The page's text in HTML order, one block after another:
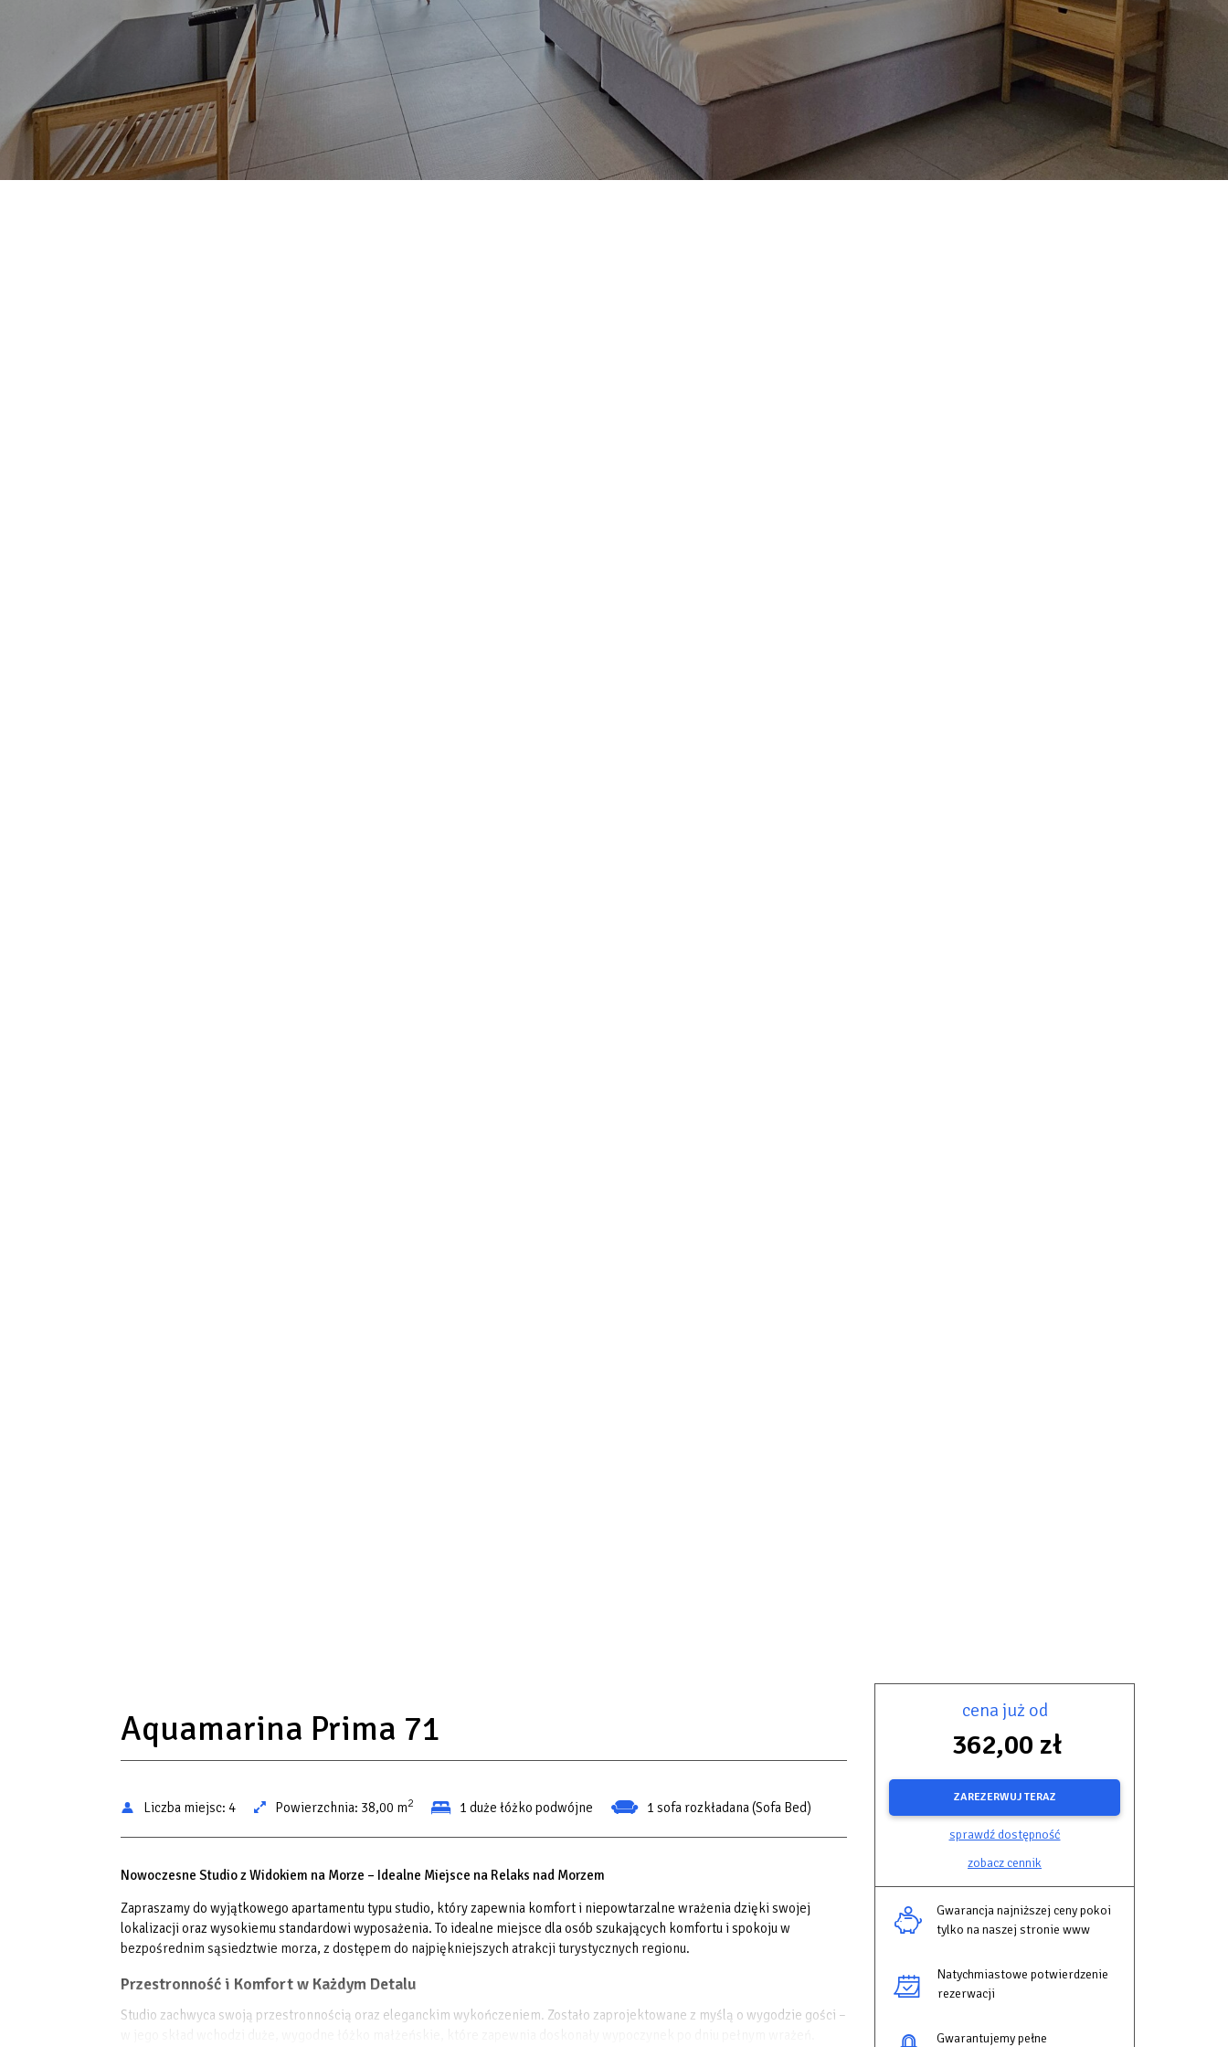
Aquamarina Prima 71
Liczba miejsc: 4 Powierzchnia: 38,00 m2 1 duże łóżko podwójne 1 sofa rozkładana (Sofa Bed)
Nowoczesne Studio z Widokiem na Morze – Idealne Miejsce na Relaks nad Morzem
Zapraszamy do wyjątkowego apartamentu typu studio, który zapewnia komfort i niepowtarzalne wrażenia dzięki swojej
lokalizacji oraz wysokiemu standardowi wyposażenia. To idealne miejsce dla osób szukających komfortu i spokoju w
bezpośrednim sąsiedztwie morza, z dostępem do najpiękniejszych atrakcji turystycznych regionu.
Przestronność i Komfort w Każdym Detalu
Studio zachwyca swoją przestronnością oraz eleganckim wykończeniem. Zostało zaprojektowane z myślą o wygodzie gości –
cena już od
362,00 zł
ZAREZERWUJ TERAZ
sprawdź dostępność
zobacz cennik
Gwarancja najniższej ceny pokoi
tylko na naszej stronie www
Natychmiastowe potwierdzenie
rezerwacji
Gwarantujemy pełne